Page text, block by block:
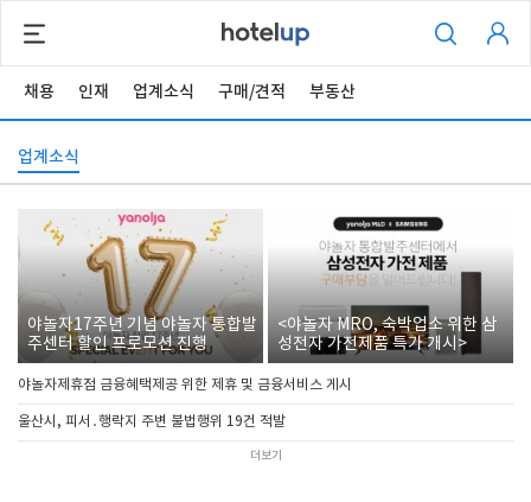
채용 인재 업계소식 구매/견적 부동산
업계소식
야놀자17주년 기념 야놀자 통합발
주센터 할인 프로모션 진행
<야놀자 MRO, 숙박업소 위한 삼
성전자 가전제품 특가 개시>
야놀자제휴점 금융혜택제공 위한 제휴 및 금융서비스 게시
울산시, 피서․행락지 주변 불법행위 19건 적발
더보기